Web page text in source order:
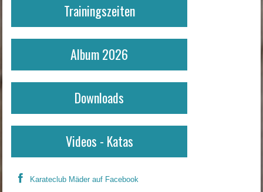
Trainingszeiten
Album 2026
Downloads
Videos - Katas
Karateclub Mäder auf Facebook